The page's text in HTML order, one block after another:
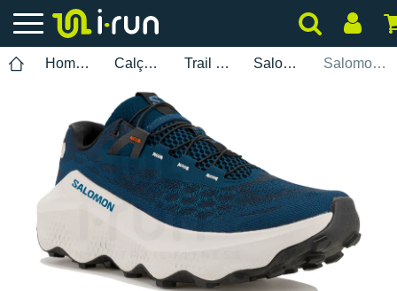
Homem Calçados Trail Running Salomon Salomon Ultra Glide 4